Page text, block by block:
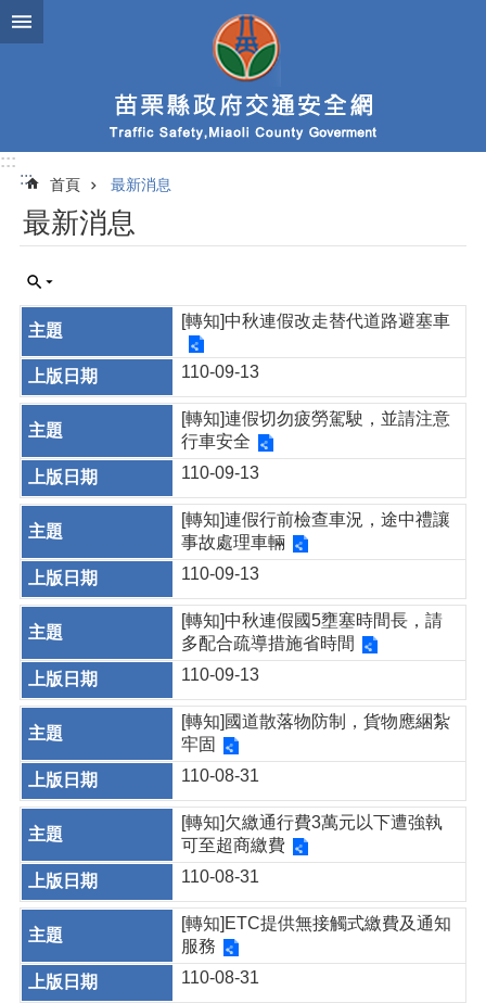
跳到主要內容區塊
:::
:::
首頁 最新消息
最新消息
[轉知]中秋連假改走替代道路避塞車
110-09-13
[轉知]連假切勿疲勞駕駛，並請注意
行車安全
110-09-13
[轉知]連假行前檢查車況，途中禮讓
事故處理車輛
110-09-13
[轉知]中秋連假國5壅塞時間長，請
多配合疏導措施省時間
110-09-13
[轉知]國道散落物防制，貨物應綑紮
牢固
110-08-31
[轉知]欠繳通行費3萬元以下遭強執
可至超商繳費
110-08-31
[轉知]ETC提供無接觸式繳費及通知
服務
110-08-31